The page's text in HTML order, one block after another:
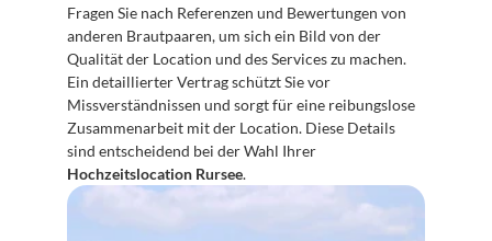
Fragen Sie nach Referenzen und Bewertungen von
anderen Brautpaaren, um sich ein Bild von der
Qualität der Location und des Services zu machen.
Ein detaillierter Vertrag schützt Sie vor
Missverständnissen und sorgt für eine reibungslose
Zusammenarbeit mit der Location. Diese Details
Hochzeitslocation Rursee.